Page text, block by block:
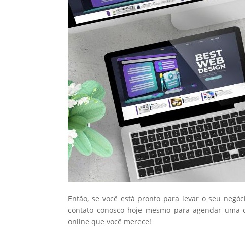
Então, se você está pronto para levar o seu
contato conosco hoje mesmo para agendar
online que você merece!